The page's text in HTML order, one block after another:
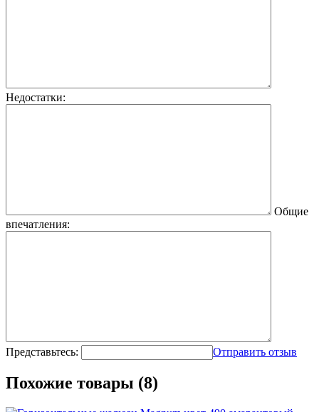
Недостатки:
Общие
впечатления:
Представьтесь: Отправить отзыв
Похожие товары (8)